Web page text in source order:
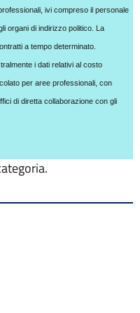
ivi compreso il personale
organi di indirizzo politico. La
a tempo determinato.
i dati relativi al costo
per aree professionali, con
di diretta collaborazione con gli